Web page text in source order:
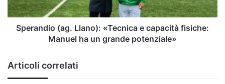
Manuel
ha
Sperandio (ag. Llano): «Tecnica e capacità fisiche:
Manuel ha un grande potenziale»
Articoli correlati